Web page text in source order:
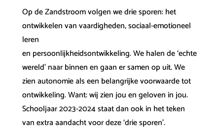
Op de Zandstroom volgen we drie sporen: het
ontwikkelen van vaardigheden, sociaal-emotioneel
leren
en persoonlijkheidsontwikkeling. We halen de ‘echte
wereld’ naar binnen en gaan er samen op uit. We
zien autonomie als een belangrijke voorwaarde tot
ontwikkeling. Want: wij zien jou en geloven in jou.
Schooljaar 2023-2024 staat dan ook in het teken
van extra aandacht voor deze ‘drie sporen’.